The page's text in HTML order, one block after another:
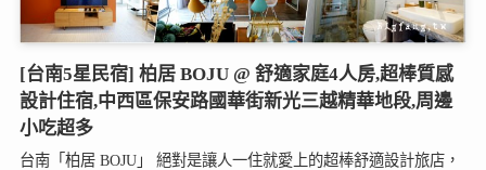
[台南5星民宿] 柏居 BOJU @ 舒適家庭4人房,超棒質感
設計住宿,中西區保安路國華街新光三越精華地段,周邊
小吃超多
台南「柏居 BOJU」 絕對是讓人一住就愛上的超棒舒適設計旅店，